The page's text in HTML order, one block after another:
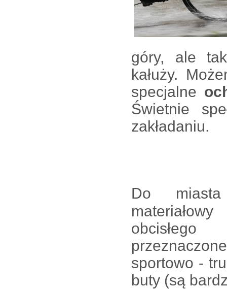
góry, ale
kałuży.
specjalne
Świetnie
zakładaniu.
Do
sportowo -
buty (są